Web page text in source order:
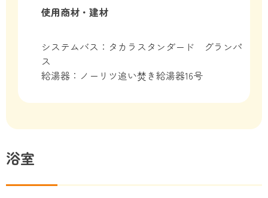
使用商材・建材
システムバス：タカラスタンダード グランパ
ス
給湯器：ノーリツ追い焚き給湯器16号
浴室